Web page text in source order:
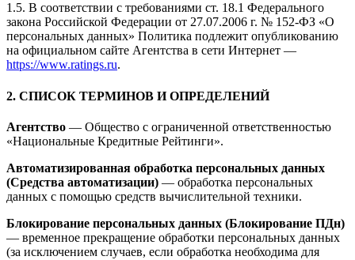
1.5. В соответствии с требованиями ст. 18.1 Федерального
закона Российской Федерации от 27.07.2006 г. № 152-ФЗ «О
персональных данных» Политика подлежит опубликованию
на официальном сайте Агентства в сети Интернет —
https://www.ratings.ru.
2. СПИСОК ТЕРМИНОВ И ОПРЕДЕЛЕНИЙ
Агентство — Общество с ограниченной ответственностью
«Национальные Кредитные Рейтинги».
Автоматизированная обработка персональных данных
(Средства автоматизации) — обработка персональных
данных с помощью средств вычислительной техники.
Блокирование персональных данных (Блокирование ПДн)
— временное прекращение обработки персональных данных
(за исключением случаев, если обработка необходима для